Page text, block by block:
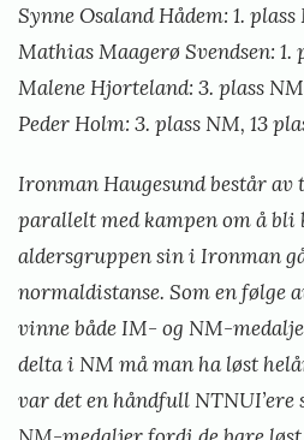
Synne Osaland Hådem: 1.
Mathias Maagerø Svendsen: 1.
Malene Hjorteland: 3. plass
Peder Holm: 3. plass NM, 13
Ironman Haugesund består av
parallelt med kampen om å bli
aldersgruppen sin i Ironman
normaldistanse. Som en følge
vinne både IM- og NM-
delta i NM må man ha løst
var det en håndfull